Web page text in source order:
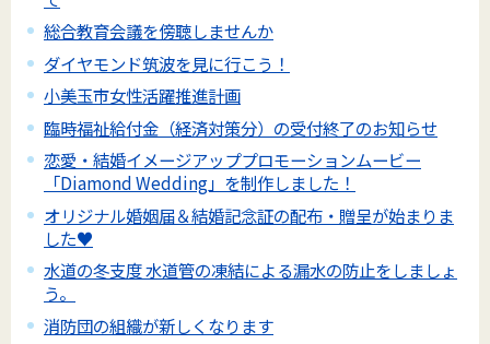
総合教育会議を傍聴しませんか
ダイヤモンド筑波を見に行こう！
小美玉市女性活躍推進計画
臨時福祉給付金（経済対策分）の受付終了のお知らせ
恋愛・結婚イメージアッププロモーションムービー
「Diamond Wedding」を制作しました！
オリジナル婚姻届＆結婚記念証の配布・贈呈が始まりま
した♥
水道の冬支度 水道管の凍結による漏水の防止をしましょ
う。
消防団の組織が新しくなります